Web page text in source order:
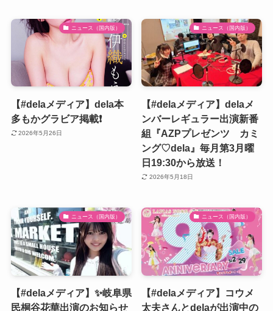
ニュース（国内版）
【#delaメディア】dela本
多もかグラビア掲載❗️
2026年5月26日
ニュース（国内版）
【#delaメディア】delaメ
ンバーレギュラー出演新番
組『AZPプレゼンツ カミ
ング♡dela』毎月第3月曜
日19:30から放送！
2026年5月18日
ニュース（国内版）
【#delaメディア】✨岐阜県
民桐谷花華出演のお知らせ
ニュース（国内版）
【#delaメディア】コウメ
太夫さんとdelaが出演中の